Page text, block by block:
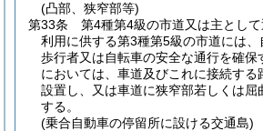
(凸部、狭窄部等)
第33条
第4種第4級の市道又は主とし
利用に供する第3種第5級の市道には
歩行者又は自転車の安全な通行を確保
においては、車道及びこれに接続する
設置し、又は車道に狭窄部若しくは屈
する。
(乗合自動車の停留所に設ける交通島)